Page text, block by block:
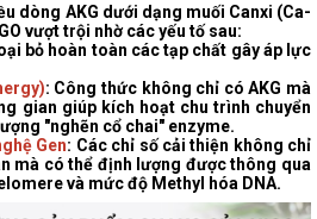
dòng AKG dưới dạng muối Canxi (Ca-
vượt trội nhờ các yếu tố sau:
bỏ hoàn toàn các tạp chất gây áp lực
: Công thức không chỉ có AKG mà
gian giúp kích hoạt chu trình chuyển
"nghẽn cổ chai" enzyme.
Gen: Các chỉ số cải thiện không chỉ
mà có thể định lượng được thông qua
và mức độ Methyl hóa DNA.